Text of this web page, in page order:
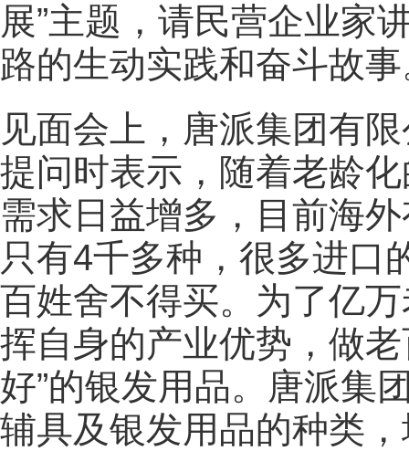
展”主题，请民营企业家
路的生动实践和奋斗故
见面会上，唐派集团有
提问时表示，随着老龄
需求日益增多，目前海
只有4千多种，很多进口
百姓舍不得买。为了亿
挥自身的产业优势，做
好”的银发用品。唐派集
辅具及银发用品的种类